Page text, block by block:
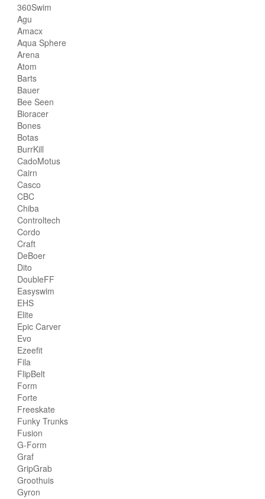
360Swim
Agu
Amacx
Aqua Sphere
Arena
Atom
Barts
Bauer
Bee Seen
Bioracer
Bones
Botas
BurrKill
CadoMotus
Cairn
Casco
CBC
Chiba
Controltech
Cordo
Craft
DeBoer
Dito
DoubleFF
Easyswim
EHS
Elite
Epic Carver
Evo
Ezeefit
Fila
FlipBelt
Form
Forte
Freeskate
Funky Trunks
Fusion
G-Form
Graf
GripGrab
Groothuis
Gyron